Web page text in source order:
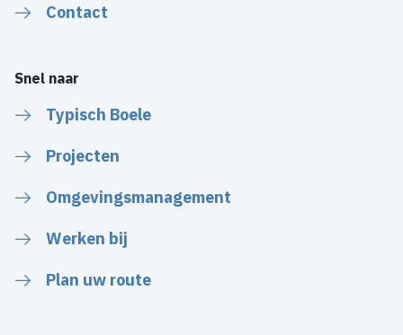
Contact
Snel naar
Typisch Boele
Projecten
Omgevingsmanagement
Werken bij
Plan uw route